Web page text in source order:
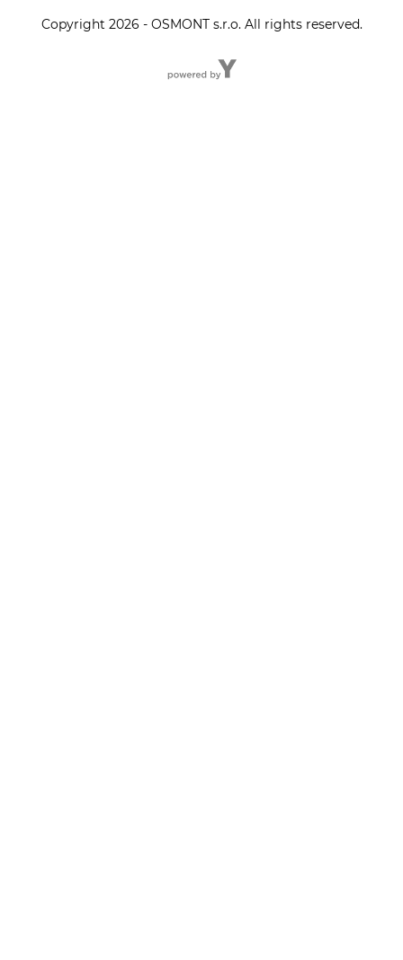
Copyright 2026 - OSMONT s.r.o. All rights reserved.